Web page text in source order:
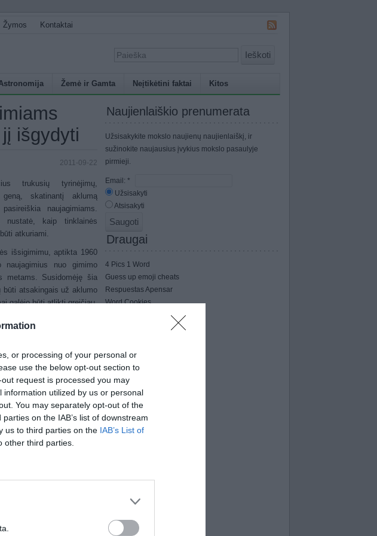
or processing of your personal or
use the below opt-out section to
request is processed you may
utilized by us or personal
You may separately opt-out of the
on the IAB’s list of downstream
us to third parties on the IAB’s List of
other third parties.
Žymos Kontaktai
Ieškoti
Žemė ir Gamta Neįtikėtini faktai Kitos
išgydyti
2011-09-22
trukusių tyrinėjimų,
skatinantį aklumą
naujagimiams.
nustatė, kaip tinklainės
atkuriami.
išsigimimu, aptikta 1960
naujagimius nuo gimimo
metams. Susidomėję šia
būti atsakingais už aklumo
galėjo būti atlikti greičiau,
sutrikimais, tačiau šis
yra atsakingas už
dalintis po gimimo,
nustatyta, kodėl šios
ar net pasukti šį
Naujienlaiškio prenumerata
Užsisakykite mokslo naujienų naujienlaiškį, ir
sužinokite naujausius įvykius mokslo pasaulyje
pirmieji.
Email: *
Užsisakyti
Atsisakyti
Draugai
4 Pics 1 Word
Guess up emoji cheats
Respuestas Apensar
Word Cookies
4 bilder 1 wort lösungen
4 images 1 mot
Games-helper.com
Word Bubbles answers